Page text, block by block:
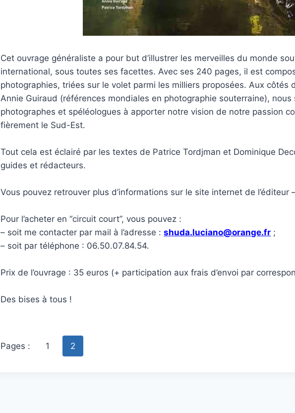
Cet ouvrage généraliste a pour but d’illustrer les merveilles du monde
international, sous toutes ses facettes. Avec ses 240 pages, il est
photographies, triées sur le volet parmi les milliers proposées. Aux côtés
Annie Guiraud (références mondiales en photographie souterraine), nous
photographes et spéléologues à apporter notre vision de notre passion
fièrement le Sud-Est.
Tout cela est éclairé par les textes de Patrice Tordjman et Dominique
guides et rédacteurs.
Vous pouvez retrouver plus d’informations sur le site internet de l’éditeur
Pour l’acheter en “circuit court”, vous pouvez :
– soit me contacter par mail à l’adresse :shuda.luciano@orange.fr ;
– soit par téléphone : 06.50.07.84.54.
Prix de l’ouvrage : 35 euros (+ participation aux frais d’envoi par
Des bises à tous !
Pages : 1 2